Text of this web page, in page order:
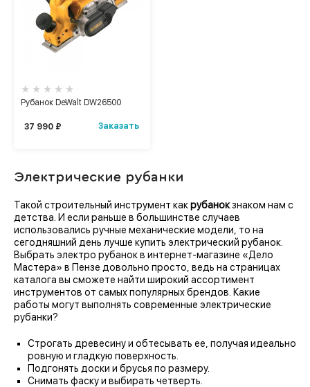
Рубанок DeWalt DW26500
37 990 ₽ Заказать
Электрические рубанки
Такой строительный инструмент какрубанокзнаком нам с
детства. И если раньше в большинстве случаев
использовались ручные механические модели, то на
сегодняшний день лучше купить электрический рубанок.
Выбрать электро рубанок в интернет-магазине «Дело
Мастера» в Пензе довольно просто, ведь на страницах
каталога вы сможете найти широкий ассортимент
инструментов от самых популярных брендов. Какие
работы могут выполнять современные электрические
рубанки?
Строгать древесину и обтесывать ее, получая идеально
ровную и гладкую поверхность.
Подгонять доски и брусья по размеру.
Снимать фаску и выбирать четверть.